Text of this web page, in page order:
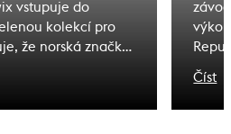
vstupuje do
kolekcí pro
že norská značka
zimy. Novou
skladem v
největší specialista
Číst